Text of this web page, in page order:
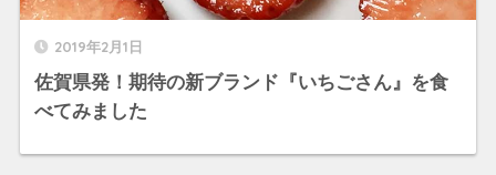
2019年2月1日
佐賀県発！期待の新ブランド『いちごさん』を食
べてみました